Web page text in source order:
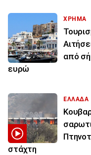
ΧΡΗΜΑ
από
ευρώ
ΕΛΛΑΔΑ
στάχτη